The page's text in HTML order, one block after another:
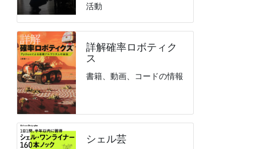
活動
詳解確率ロボティク
ス
書籍、動画、コードの情報
シェル芸